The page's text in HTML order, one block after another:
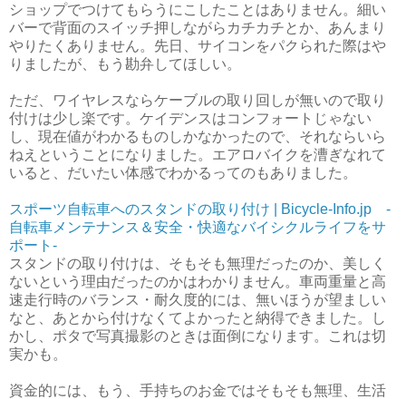
ショップでつけてもらうにこしたことはありません。細い
バーで背面のスイッチ押しながらカチカチとか、あんまり
やりたくありません。先日、サイコンをパクられた際はや
りましたが、もう勘弁してほしい。
ただ、ワイヤレスならケーブルの取り回しが無いので取り
付けは少し楽です。ケイデンスはコンフォートじゃない
し、現在値がわかるものしかなかったので、それならいら
ねえということになりました。エアロバイクを漕ぎなれて
いると、だいたい体感でわかるってのもありました。
スポーツ自転車へのスタンドの取り付け | Bicycle-Info.jp -
自転車メンテナンス＆安全・快適なバイシクルライフをサ
ポート-
スタンドの取り付けは、そもそも無理だったのか、美しく
ないという理由だったのかはわかりません。車両重量と高
速走行時のバランス・耐久度的には、無いほうが望ましい
なと、あとから付けなくてよかったと納得できました。し
かし、ポタで写真撮影のときは面倒になります。これは切
実かも。
資金的には、もう、手持ちのお金ではそもそも無理、生活